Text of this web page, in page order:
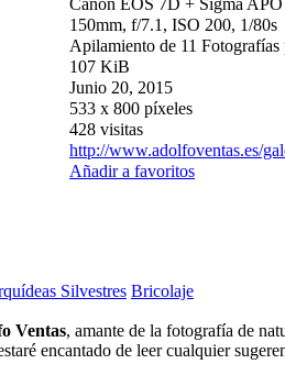
150mm, f/7.1, ISO 200, 1/80s
Apilamiento de 11 Fotografías
107 KiB
Junio 20, 2015
533 x 800 píxeles
428 visitas
http://www.adolfoventas.es/
Añadir a favoritos
Silvestres Bricolaje
Ventas, amante de la fotografía de
encantado de leer cualquier